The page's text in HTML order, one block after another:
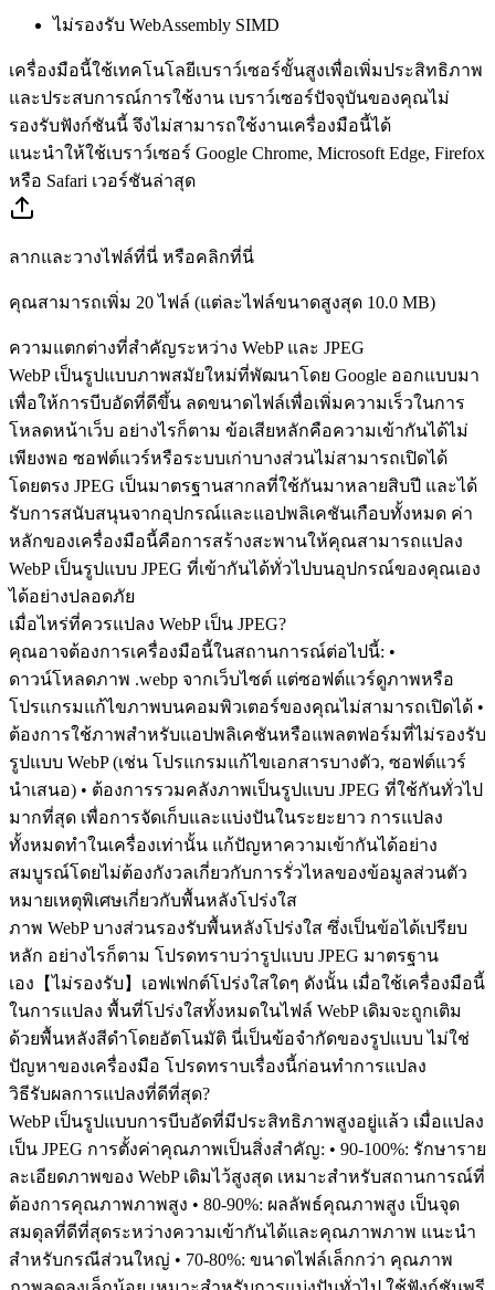
ไม่รองรับ WebAssembly SIMD
เครื่องมือนี้ใช้เทคโนโลยีเบราว์เซอร์ขั้นสูงเพื่อเพิ่มประสิทธิภาพ
และประสบการณ์การใช้งาน เบราว์เซอร์ปัจจุบันของคุณไม่
รองรับฟังก์ชันนี้ จึงไม่สามารถใช้งานเครื่องมือนี้ได้
แนะนำให้ใช้เบราว์เซอร์ Google Chrome, Microsoft Edge, Firefox
หรือ Safari เวอร์ชันล่าสุด
ลากและวางไฟล์ที่นี่ หรือคลิกที่นี่
คุณสามารถเพิ่ม 20 ไฟล์ (แต่ละไฟล์ขนาดสูงสุด 10.0 MB)
ความแตกต่างที่สำคัญระหว่าง WebP และ JPEG
WebP เป็นรูปแบบภาพสมัยใหม่ที่พัฒนาโดย Google ออกแบบมา
เพื่อให้การบีบอัดที่ดีขึ้น ลดขนาดไฟล์เพื่อเพิ่มความเร็วในการ
โหลดหน้าเว็บ อย่างไรก็ตาม ข้อเสียหลักคือความเข้ากันได้ไม่
เพียงพอ ซอฟต์แวร์หรือระบบเก่าบางส่วนไม่สามารถเปิดได้
โดยตรง JPEG เป็นมาตรฐานสากลที่ใช้กันมาหลายสิบปี และได้
รับการสนับสนุนจากอุปกรณ์และแอปพลิเคชันเกือบทั้งหมด ค่า
หลักของเครื่องมือนี้คือการสร้างสะพานให้คุณสามารถแปลง
WebP เป็นรูปแบบ JPEG ที่เข้ากันได้ทั่วไปบนอุปกรณ์ของคุณเอง
ได้อย่างปลอดภัย
เมื่อไหร่ที่ควรแปลง WebP เป็น JPEG?
คุณอาจต้องการเครื่องมือนี้ในสถานการณ์ต่อไปนี้: •
ดาวน์โหลดภาพ .webp จากเว็บไซต์ แต่ซอฟต์แวร์ดูภาพหรือ
โปรแกรมแก้ไขภาพบนคอมพิวเตอร์ของคุณไม่สามารถเปิดได้ •
ต้องการใช้ภาพสำหรับแอปพลิเคชันหรือแพลตฟอร์มที่ไม่รองรับ
รูปแบบ WebP (เช่น โปรแกรมแก้ไขเอกสารบางตัว, ซอฟต์แวร์
นำเสนอ) • ต้องการรวมคลังภาพเป็นรูปแบบ JPEG ที่ใช้กันทั่วไป
มากที่สุด เพื่อการจัดเก็บและแบ่งปันในระยะยาว การแปลง
ทั้งหมดทำในเครื่องเท่านั้น แก้ปัญหาความเข้ากันได้อย่าง
สมบูรณ์โดยไม่ต้องกังวลเกี่ยวกับการรั่วไหลของข้อมูลส่วนตัว
หมายเหตุพิเศษเกี่ยวกับพื้นหลังโปร่งใส
ภาพ WebP บางส่วนรองรับพื้นหลังโปร่งใส ซึ่งเป็นข้อได้เปรียบ
หลัก อย่างไรก็ตาม โปรดทราบว่ารูปแบบ JPEG มาตรฐาน
เอง【ไม่รองรับ】เอฟเฟกต์โปร่งใสใดๆ ดังนั้น เมื่อใช้เครื่องมือนี้
ในการแปลง พื้นที่โปร่งใสทั้งหมดในไฟล์ WebP เดิมจะถูกเติม
ด้วยพื้นหลังสีดำโดยอัตโนมัติ นี่เป็นข้อจำกัดของรูปแบบ ไม่ใช่
ปัญหาของเครื่องมือ โปรดทราบเรื่องนี้ก่อนทำการแปลง
วิธีรับผลการแปลงที่ดีที่สุด?
WebP เป็นรูปแบบการบีบอัดที่มีประสิทธิภาพสูงอยู่แล้ว เมื่อแปลง
เป็น JPEG การตั้งค่าคุณภาพเป็นสิ่งสำคัญ: • 90-100%: รักษาราย
ละเอียดภาพของ WebP เดิมไว้สูงสุด เหมาะสำหรับสถานการณ์ที่
ต้องการคุณภาพภาพสูง • 80-90%: ผลลัพธ์คุณภาพสูง เป็นจุด
สมดุลที่ดีที่สุดระหว่างความเข้ากันได้และคุณภาพภาพ แนะนำ
สำหรับกรณีส่วนใหญ่ • 70-80%: ขนาดไฟล์เล็กกว่า คุณภาพ